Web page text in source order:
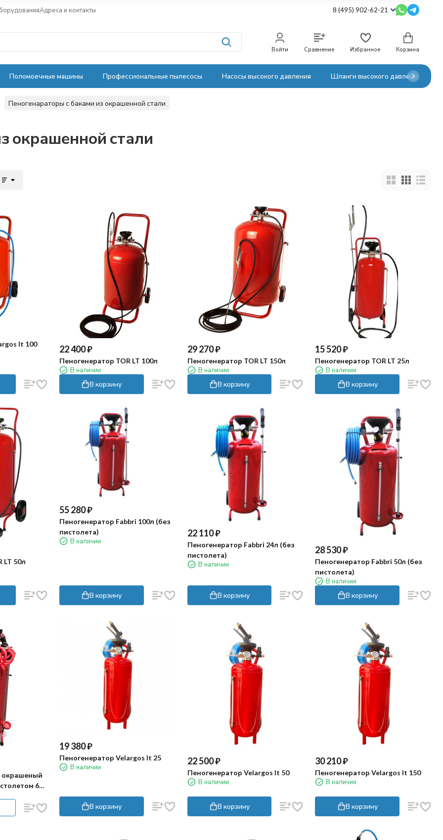
Адреса и контакты 8 (495) 902-62-21
Войти Сравнение Избранное Корзина
Поломоечные машины Профессиональные пылесосы Насосы высокого давления Шланги высокого давления
Пеногенараторы с баками из окрашенной стали
окрашенной стали
It 100 22 400₽
Пеногенератор TOR LT 100л
В наличии
В корзину
29 270₽
Пеногенератор TOR LT 150л
В наличии
В корзину
15 520₽
Пеногенератор TOR LT 25л
В наличии
В корзину
LT 50л
55 280₽
Пеногенератор Fabbri 100л (без
пистолета)
В наличии
В корзину
22 110₽
Пеногенератор Fabbri 24л (без
пистолета)
В наличии
В корзину
28 530₽
Пеногенератор Fabbri 50л (без
пистолета)
В наличии
В корзину
окрашеный
600
19 380₽
Пеногенератор Velargos It 25
В наличии
В корзину
22 500₽
Пеногенератор Velargos It 50
В наличии
В корзину
30 210₽
Пеногенератор Velargos It 150
В наличии
В корзину